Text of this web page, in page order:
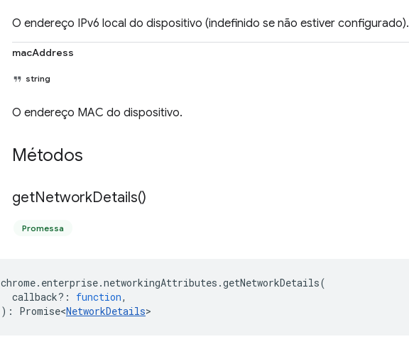
O endereço IPv6 local do dispositivo (indefinido se não estiver configurado).
macAddress
string
O endereço MAC do dispositivo.
Métodos
getNetworkDetails()
Promessa
chrome. enterprise.networkingAttributes .getNetworkDetails(
callback? : function,
) : Promise<NetworkDetails>